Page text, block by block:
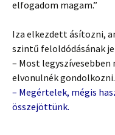
elfogadom magam.”
Iza elkezdett ásítozni,
szintű feloldódásának
– Most
elvonulnék gondolkozni.
– Megértelek, mégis
összejöttünk.